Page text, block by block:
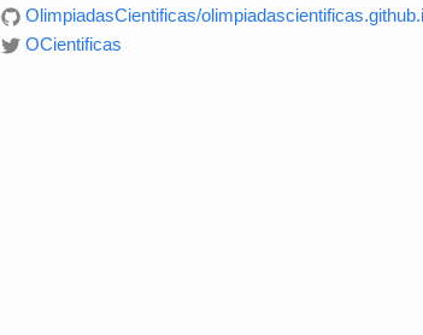
OlimpiadasCientificas/
OCientificas